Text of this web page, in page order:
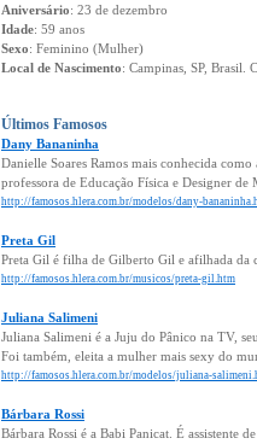
Aniversário: 23 de dezembro
Idade: 59 anos
Sexo: Feminino (Mulher)
Local de Nascimento: Campinas, SP, Brasil.
Últimos Famosos
Dany Bananinha
Danielle Soares Ramos mais conhecida
professora de Educação Física e Designer
http://famosos.hlera.com.br/modelos/dany-
Preta Gil
Preta Gil é filha de Gilberto Gil e afilhada da
http://famosos.hlera.com.br/musicos/preta-gil.htm
Juliana Salimeni
Juliana Salimeni é a Juju do Pânico na TV,
Foi também, eleita a mulher mais sexy do
http://famosos.hlera.com.br/modelos/juliana-
Bárbara Rossi
Bárbara Rossi é a Babi Panicat. É assistente